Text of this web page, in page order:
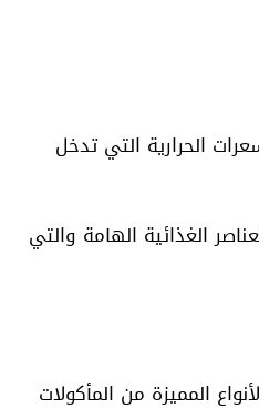
الحرارية التي تدخل
الغذائية الهامة والتي
المميزة من المأكولات